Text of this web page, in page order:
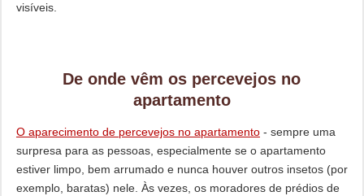
visíveis.
De onde vêm os percevejos no
apartamento
O aparecimento de percevejos no apartamento- sempre uma
surpresa para as pessoas, especialmente se o apartamento
estiver limpo, bem arrumado e nunca houver outros insetos (por
exemplo, baratas) nele. Às vezes, os moradores de prédios de